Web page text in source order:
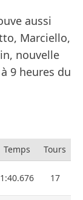
aussi
Marciello,
nouvelle
9 heures du
Temps Tours
1:40.676 17